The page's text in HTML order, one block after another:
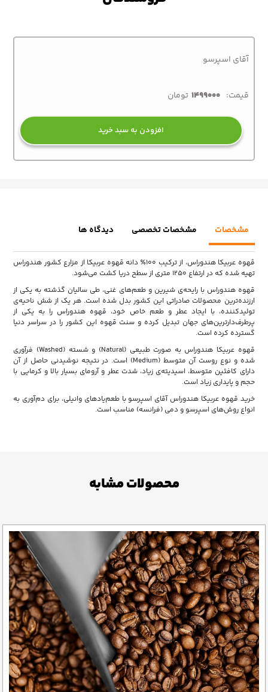
آقای اسپرسو
قیمت: 1499000 تومان
افزودن به سبد خرید
مشخصات مشخصات تخصصی دیدگاه ها
قهوه عربیکا هندوراس، از ترکیب ۱۰۰٪ دانه قهوه عربیکا از مزارع کشور هندوراس
تهیه شده که در ارتفاع ۱۲۵۰ متری از سطح دریا کشت می‌شود.
قهوه هندوراس با رایحه‌ی شیرین و طعم‌های غنی، طی سالیان گذشته به یکی از
ارزنده‌ترین محصولات صادراتی این کشور بدل شده است. هر یک از شش ناحیه‌ی
تولیدکننده، با ایجاد عطر و طعم خاص خود، قهوه هندوراس را به یکی از
پرطرف‌دارترین‌های جهان تبدیل کرده و سنت قهوه این کشور را در سراسر دنیا
گسترده کرده است.
قهوه عربیکا هندوراس به صورت طبیعی (Natural) و شسته (Washed) فرآوری
شده و نوع روست آن متوسط (Medium) است. در نتیجه نوشیدنی حاصل از آن
دارای کافئین متوسط، اسیدیته‌ی زیاد، شدت عطر و آرومای بسیار بالا و کرمایی با
حجم و پایداری زیاد است.
خرید قهوه عربیکا هندوراس آقای اسپرسو با طعم‌یادهای وانیلی، برای دم‌آوری به
انواع روش‌های اسپرسو و دمی (فرانسه) مناسب است.
محصولات مشابه